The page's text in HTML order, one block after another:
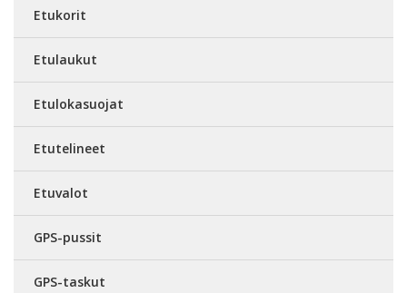
Etukorit
Etulaukut
Etulokasuojat
Etutelineet
Etuvalot
GPS-pussit
GPS-taskut